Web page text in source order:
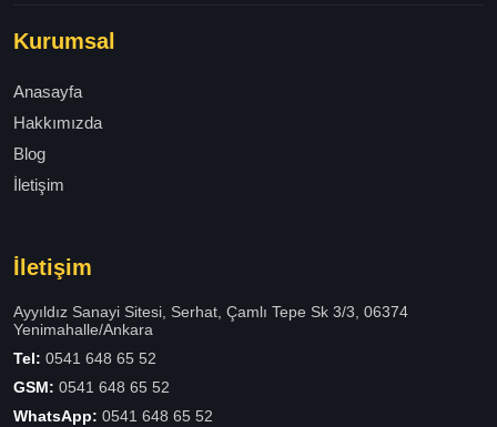
Kurumsal
Anasayfa
Hakkımızda
Blog
İletişim
İletişim
Ayyıldız Sanayi Sitesi, Serhat, Çamlı Tepe Sk 3/3, 06374
Yenimahalle/Ankara
Tel: 0541 648 65 52
GSM: 0541 648 65 52
WhatsApp: 0541 648 65 52